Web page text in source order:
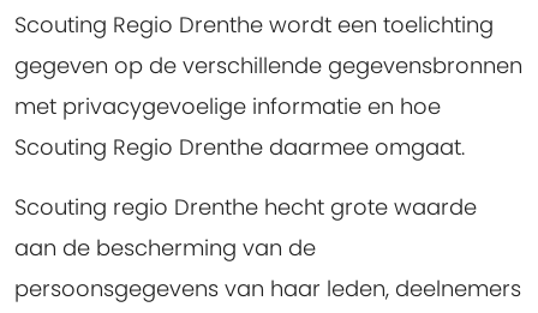
Scouting Regio Drenthe wordt een toelichting
gegeven op de verschillende gegevensbronnen
met privacygevoelige informatie en hoe
Scouting Regio Drenthe daarmee omgaat.
Scouting regio Drenthe hecht grote waarde
aan de bescherming van de
persoonsgegevens van haar leden, deelnemers